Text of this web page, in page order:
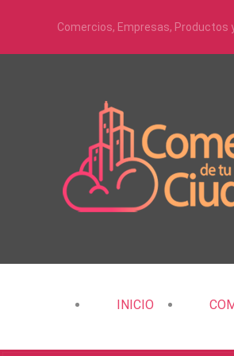
Comercios, Empresas, Productos
INICIO